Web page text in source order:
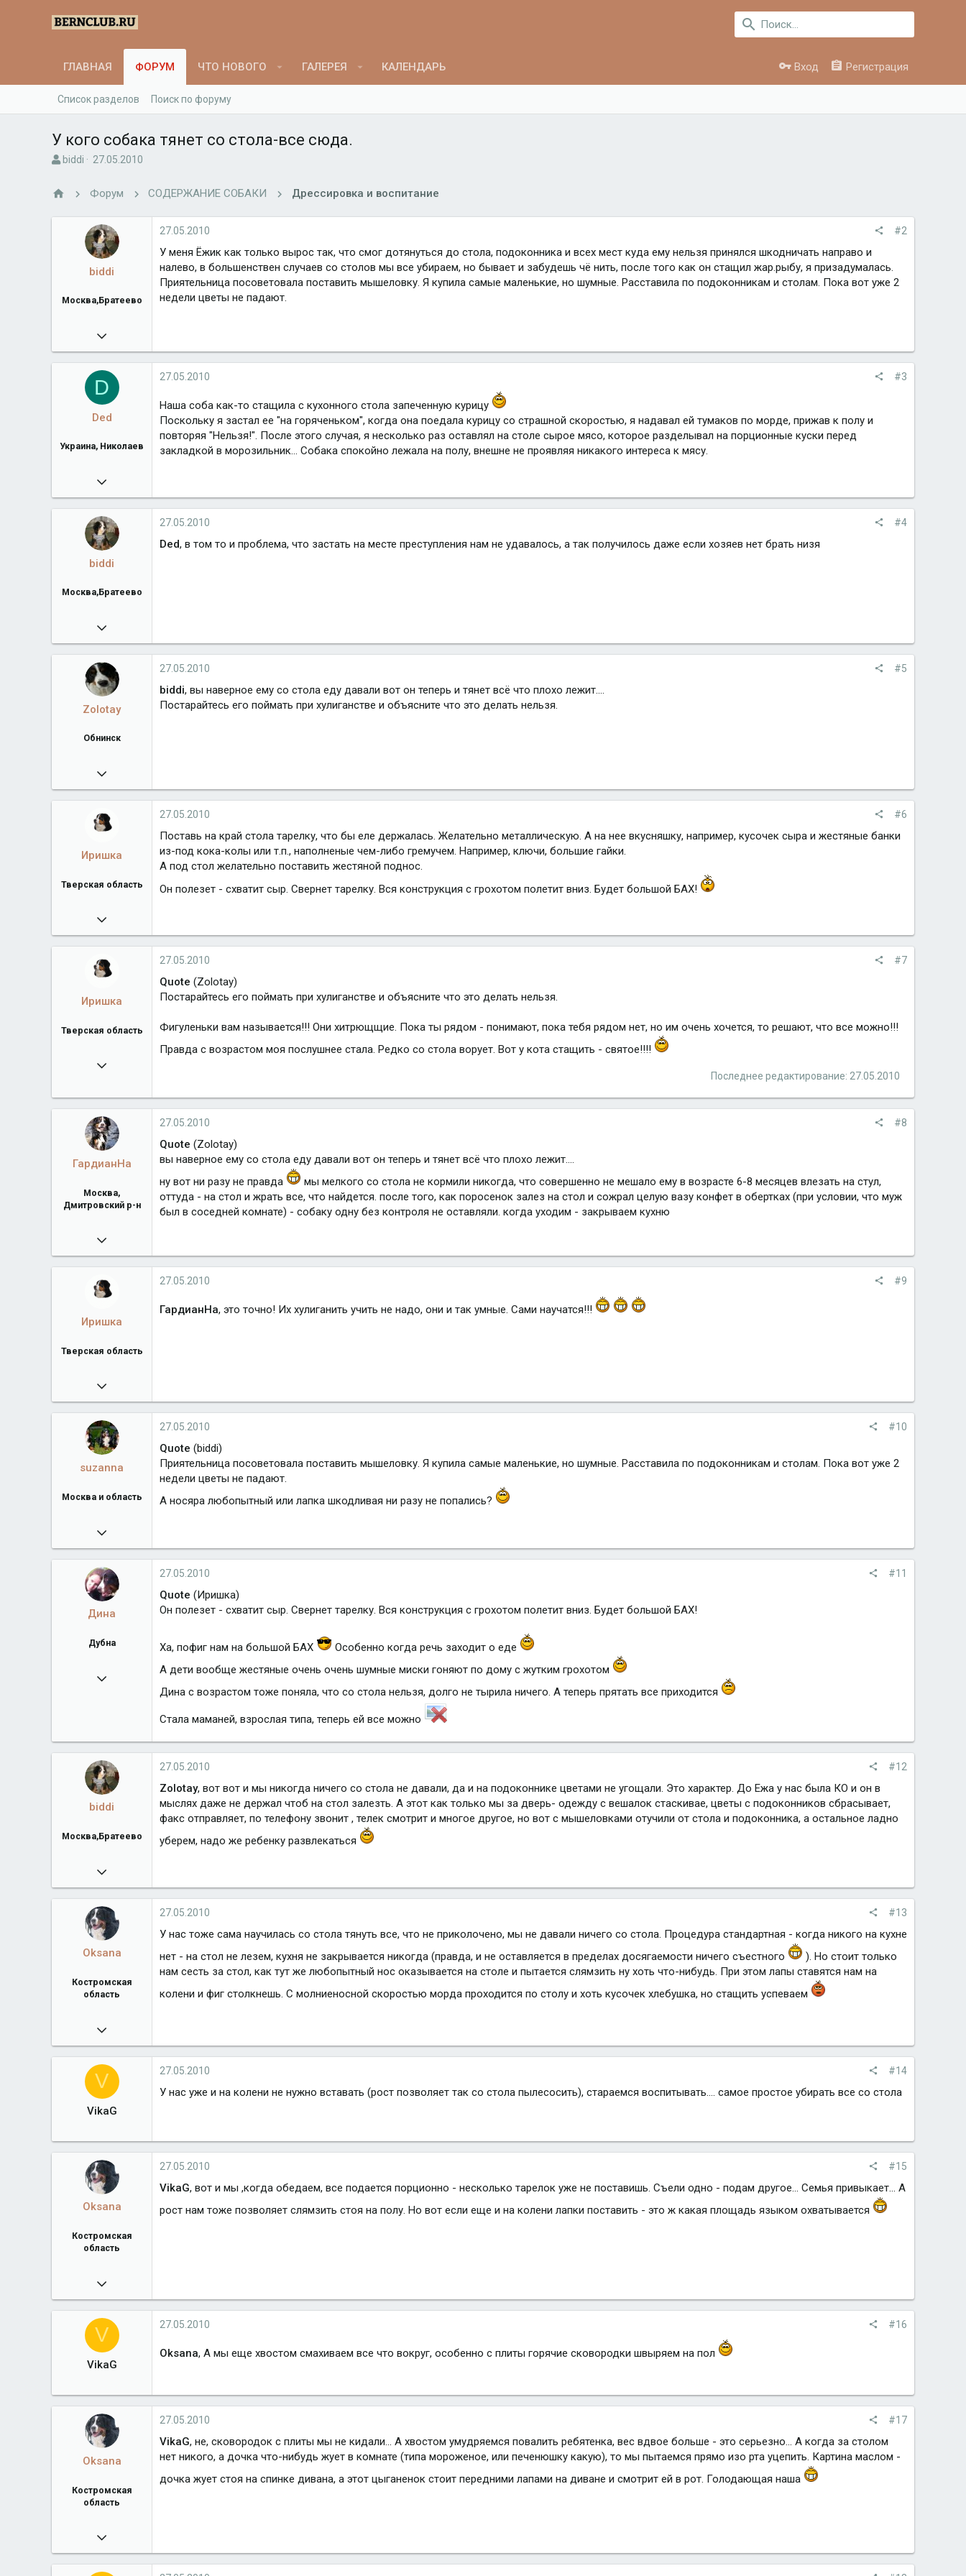
ГЛАВНАЯ ФОРУМ ЧТО НОВОГО ГАЛЕРЕЯ КАЛЕНДАРЬ Вход Регистрация
Список разделов Поиск по форуму
У кого собака тянет со стола-все сюда.
А
о
biddi
Д
а
а
ч
а
л
27.05.2010
Форум СОДЕРЖАНИЕ СОБАКИ Дрессировка и воспитание
biddi
Москва,Братеево
19.01.2010
382
27.05.2010 #2
У меня Ёжик как только вырос так, что смог дотянуться до стола, подоконника и всех мест куда ему нельзя принялся шкодничать направо и
налево, в большенствен случаев со столов мы все убираем, но бывает и забудешь чё нить, после того как он стащил жар.рыбу, я призадумалась.
Приятельница посоветовала поставить мышеловку. Я купила самые маленькие, но шумные. Расставила по подоконникам и столам. Пока вот уже 2
недели цветы не падают.
D
Ded
Украина, Николаев
25.04.2010
178
bydao.com
Город
27.05.2010 #3
Наша соба как-то стащила с кухонного стола запеченную курицу
Поскольку я застал ее "на горяченьком", когда она поедала курицу со страшной скоростью, я надавал ей тумаков по морде, прижав к полу и
повторяя "Нельзя!". После этого случая, я несколько раз оставлял на столе сырое мясо, которое разделывал на порционные куски перед
закладкой в морозильник... Собака спокойно лежала на полу, внешне не проявляя никакого интереса к мясу.
biddi
Москва,Братеево
19.01.2010
382
27.05.2010 #4
Ded, в том то и проблема, что застать на месте преступления нам не удавалось, а так получилось даже если хозяев нет брать низя
Zolotay
Обнинск
16.04.2010
1 093
Обнинск
27.05.2010 #5
biddi, вы наверное ему со стола еду давали вот он теперь и тянет всё что плохо лежит....
Постарайтесь его поймать при хулиганстве и объясните что это делать нельзя.
Иришка
Тверская область
04.12.2007
12 147
27.05.2010 #6
Поставь на край стола тарелку, что бы еле держалась. Желательно металлическую. А на нее вкусняшку, например, кусочек сыра и жестяные банки
из-под кока-колы или т.п., наполненые чем-либо гремучем. Например, ключи, большие гайки.
А под стол желательно поставить жестяной поднос.
Он полезет - схватит сыр. Свернет тарелку. Вся конструкция с грохотом полетит вниз. Будет большой БАХ!
Иришка
Тверская область
04.12.2007
Город
27.05.2010 #7
Quote (Zolotay)
Постарайтесь его поймать при хулиганстве и объясните что это делать нельзя.
Фигуленьки вам называется!!! Они хитрющщие. Пока ты рядом - понимают, пока тебя рядом нет, но им очень хочется, то решают, что все можно!!!
Правда с возрастом моя послушнее стала. Редко со стола ворует. Вот у кота стащить - святое!!!!
Последнее редактирование: 27.05.2010
ГардианНа
Москва,
Дмитровский р-н
03.07.2009
2 807
27.05.2010 #8
Quote (Zolotay)
вы наверное ему со стола еду давали вот он теперь и тянет всё что плохо лежит....
ну вот ни разу не правда
мы мелкого со стола не кормили никогда, что совершенно не мешало ему в возрасте 6-8 месяцев влезать на стул,
оттуда - на стол и жрать все, что найдется. после того, как поросенок залез на стол и сожрал целую вазу конфет в обертках (при условии, что муж
был в соседней комнате) - собаку одну без контроля не оставляли. когда уходим - закрываем кухню
Иришка
Тверская область
04.12.2007
12 147
Город
27.05.2010 #9
ГардианНа, это точно! Их хулиганить учить не надо, они и так умные. Сами научатся!!!
suzanna
Москва и область
19.11.2008
12 514
27.05.2010 #10
Quote (biddi)
Приятельница посоветовала поставить мышеловку. Я купила самые маленькие, но шумные. Расставила по подоконникам и столам. Пока вот уже 2
недели цветы не падают.
А носяра любопытный или лапка шкодливая ни разу не попались?
Дина
Дубна
19.02.2008
27.05.2010 #11
Quote (Иришка)
Он полезет - схватит сыр. Свернет тарелку. Вся конструкция с грохотом полетит вниз. Будет большой БАХ!
Ха, пофиг нам на большой БАХ
Особенно когда речь заходит о еде
А дети вообще жестяные очень очень шумные миски гоняют по дому с жутким грохотом
Дина с возрастом тоже поняла, что со стола нельзя, долго не тырила ничего. А теперь прятать все приходится
Стала маманей, взрослая типа, теперь ей все можно
biddi
Москва,Братеево
19.01.2010
382
27.05.2010 #12
Zolotay, вот вот и мы никогда ничего со стола не давали, да и на подоконнике цветами не угощали. Это характер. До Ежа у нас была КО и он в
мыслях даже не держал чтоб на стол залезть. А этот как только мы за дверь- одежду с вешалок стаскивае, цветы с подоконников сбрасывает,
факс отправляет, по телефону звонит , телек смотрит и многое другое, но вот с мышеловками отучили от стола и подоконника, а остальное ладно
уберем, надо же ребенку развлекаться
Oksana
Костромская
область
27.11.2009
2 938
27.05.2010 #13
У нас тоже сама научилась со стола тянуть все, что не приколочено, мы не давали ничего со стола. Процедура стандартная - когда никого на кухне
нет - на стол не лезем, кухня не закрывается никогда (правда, и не оставляется в пределах досягаемости ничего съестного
). Но стоит только
нам сесть за стол, как тут же любопытный нос оказывается на столе и пытается слямзить ну хоть что-нибудь. При этом лапы ставятся нам на
колени и фиг столкнешь. С молниеносной скоростью морда проходится по столу и хоть кусочек хлебушка, но стащить успеваем
V
VikaG
27.05.2010 #14
У нас уже и на колени не нужно вставать (рост позволяет так со стола пылесосить), стараемся воспитывать.... самое простое убирать все со стола
Oksana
Костромская
область
27.11.2009
2 938
27.05.2010 #15
VikaG, вот и мы ,когда обедаем, все подается порционно - несколько тарелок уже не поставишь. Съели одно - подам другое... Семья привыкает... А
рост нам тоже позволяет слямзить стоя на полу. Но вот если еще и на колени лапки поставить - это ж какая площадь языком охватывается
V
VikaG
27.05.2010 #16
Oksana, А мы еще хвостом смахиваем все что вокруг, особенно с плиты горячие сковородки швыряем на пол
Oksana
Костромская
область
27.11.2009
2 938
27.05.2010 #17
VikaG, не, сковородок с плиты мы не кидали... А хвостом умудряемся повалить ребятенка, вес вдвое больше - это серьезно... А когда за столом
нет никого, а дочка что-нибудь жует в комнате (типа мороженое, или печенюшку какую), то мы пытаемся прямо изо рта уцепить. Картина маслом -
дочка жует стоя на спинке дивана, а этот цыганенок стоит передними лапами на диване и смотрит ей в рот. Голодающая наша